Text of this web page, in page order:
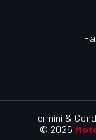
© 2026
Termini &